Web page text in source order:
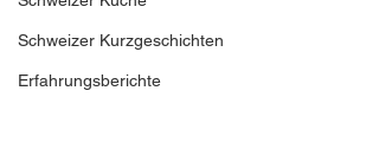
Schweizer Kurzgeschichten
Erfahrungsberichte